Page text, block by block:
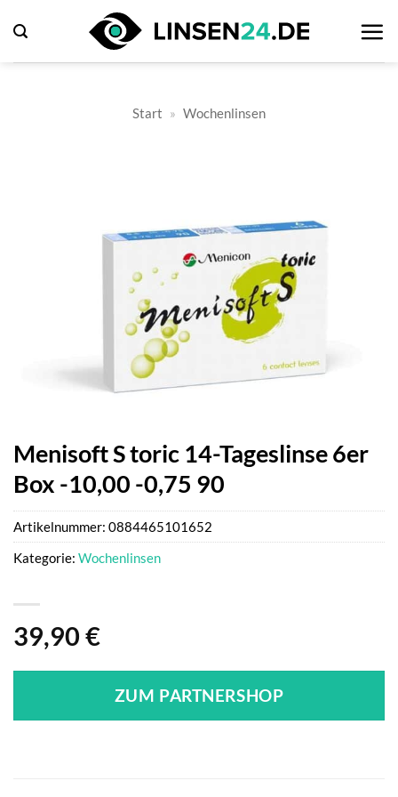
Inhalt
springen
Start » Wochenlinsen
Menisoft S toric 14-Tageslinse 6er
Box -10,00 -0,75 90
39,90 €
ZUM PARTNERSHOP
Artikelnummer: 0884465101652
Kategorie: Wochenlinsen